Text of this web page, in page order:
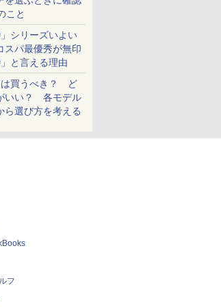
こと
」シリーズいよい
スパ最優秀が無印
」と言える理由
は買うべき？ ど
いい？ 各モデル
ら選び方を考える
フ